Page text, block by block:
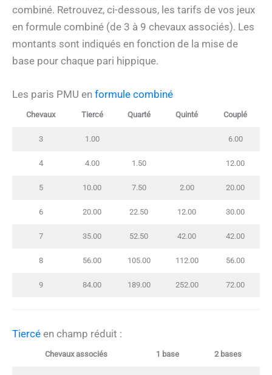
combiné. Retrouvez, ci-dessous, les tarifs de vos jeux
en formule combiné (de 3 à 9 chevaux associés). Les
montants sont indiqués en fonction de la mise de
base pour chaque pari hippique.
Les paris PMU en formule combiné
Chevaux Tiercé Quarté Quinté Couplé
3 1.00 6.00
4 4.00 1.50 12.00
5 10.00 7.50 2.00 20.00
6 20.00 22.50 12.00 30.00
7 35.00 52.50 42.00 42.00
8 56.00 105.00 112.00 56.00
9 84.00 189.00 252.00 72.00
Tiercé en champ réduit :
Chevaux associés 1 base 2 bases